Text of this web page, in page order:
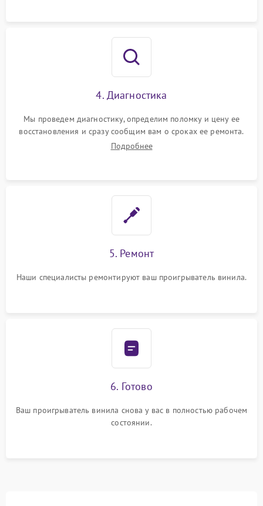
4. Диагностика
Мы проведем диагностику, определим поломку и цену ее
восстановления и сразу сообщим вам о сроках ее ремонта.
Подробнее
5. Ремонт
Наши специалисты ремонтируют ваш проигрыватель винила.
6. Готово
Ваш проигрыватель винила снова у вас в полностью рабочем
состоянии.